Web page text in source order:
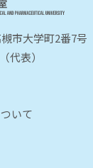
市大学町2番7号
代表）
いて